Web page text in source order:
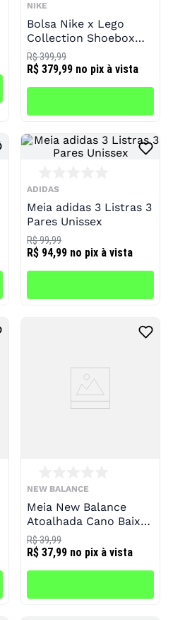
NIKE
Bolsa Nike x Lego
Collection Shoebox
Bag Unissex
R$ 379,99 no pix à vista
R$ 399,99
ADIDAS
Meia adidas 3 Listras 3
Pares Unissex
R$ 94,99 no pix à vista
R$ 99,99
NEW BALANCE
Meia New Balance
Atoalhada Cano Baixo
3 Pares Infantil
R$ 37,99 no pix à vista
R$ 39,99